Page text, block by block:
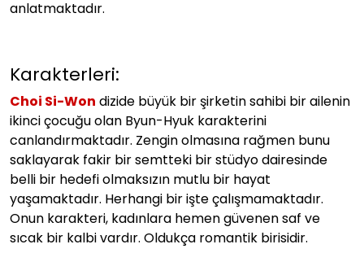
anlatmaktadır.
Karakterleri:
Choi Si-Won dizide büyük bir şirketin sahibi bir ailenin
ikinci çocuğu olan Byun-Hyuk karakterini
canlandırmaktadır. Zengin olmasına rağmen bunu
saklayarak fakir bir semtteki bir stüdyo dairesinde
belli bir hedefi olmaksızın mutlu bir hayat
yaşamaktadır. Herhangi bir işte çalışmamaktadır.
Onun karakteri, kadınlara hemen güvenen saf ve
sıcak bir kalbi vardır. Oldukça romantik birisidir.